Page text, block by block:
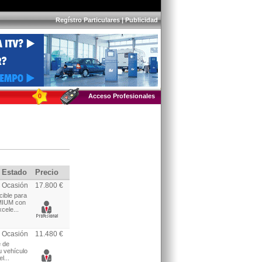
Regístro Particulares|Publicidad
0 Acceso Profesionales
Estado Precio
Ocasión 17.800 €
para
con
Ocasión 11.480 €
de
vehículo